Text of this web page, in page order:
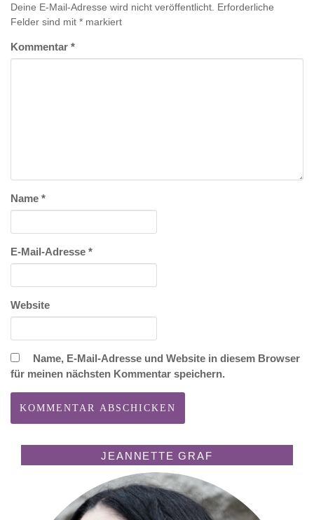
Deine E-Mail-Adresse wird nicht veröffentlicht. Erforderliche
Felder sind mit * markiert
Kommentar *
Name *
E-Mail-Adresse *
Website
Name, E-Mail-Adresse und Website in diesem Browser
für meinen nächsten Kommentar speichern.
JEANNETTE GRAF